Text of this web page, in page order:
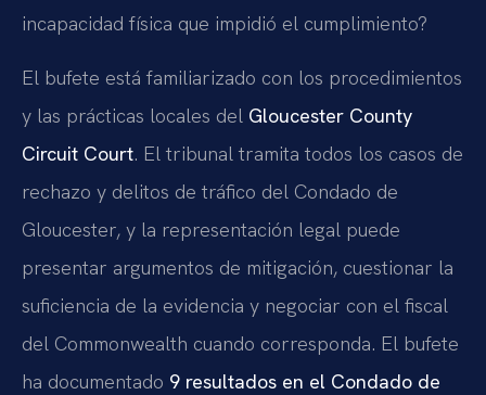
incapacidad física que impidió el cumplimiento?
El bufete está familiarizado con los procedimientos
y las prácticas locales del Gloucester County
Circuit Court. El tribunal tramita todos los casos de
rechazo y delitos de tráfico del Condado de
Gloucester, y la representación legal puede
presentar argumentos de mitigación, cuestionar la
suficiencia de la evidencia y negociar con el fiscal
del Commonwealth cuando corresponda. El bufete
ha documentado 9 resultados en el Condado de